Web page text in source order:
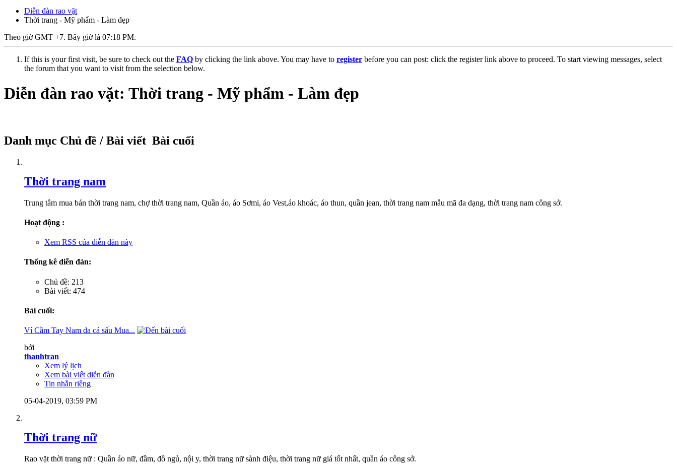
Diễn đàn rao vặt
Thời trang - Mỹ phẩm - Làm đẹp
Theo giờ GMT +7. Bây giờ là 07:18 PM.
If this is your first visit, be sure to check out the FAQ by clicking the link above. You may have to register before you can post: click the register link above to proceed. To start viewing messages, select
the forum that you want to visit from the selection below.
Diễn đàn rao vặt: Thời trang - Mỹ phẩm - Làm đẹp
Danh mục Chủ đề / Bài viết Bài cuối
Thời trang nam
Trung tâm mua bán thời trang nam, chợ thời trang nam, Quần áo, áo Sơmi, áo Vest,áo khoác, áo thun, quần jean, thời trang nam mẫu mã đa dạng, thời trang nam công sở.
Hoạt động :
Xem RSS của diễn đàn này
Thống kê diễn đàn:
Chủ đề: 213
Bài viết: 474
Bài cuối:
Ví Cầm Tay Nam da cá sấu Mua...
bởi
thanhtran
Xem lý lịch
Xem bài viết diễn đàn
Tin nhắn riêng
05-04-2019, 03:59 PM
Thời trang nữ
Rao vặt thời trang nữ : Quần áo nữ, đầm, đồ ngủ, nội y, thời trang nữ sành điệu, thời trang nữ giá tốt nhất, quần áo công sở.